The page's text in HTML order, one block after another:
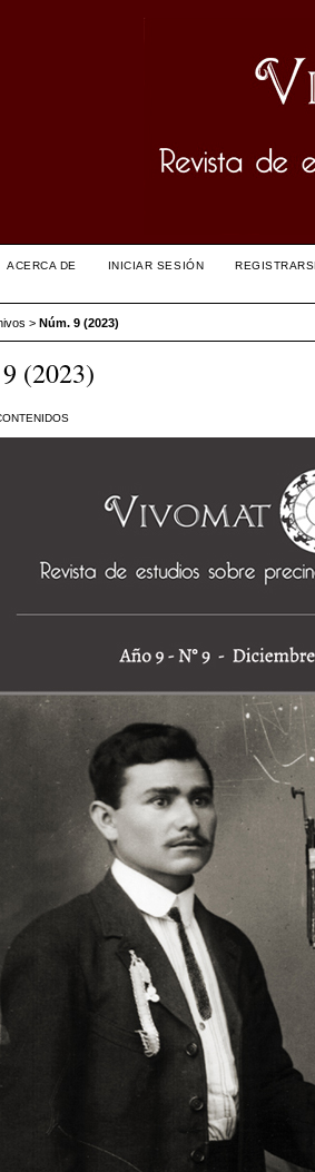
ACERCA DE INICIAR SESIÓN
> Núm. 9 (2023)
(2023)